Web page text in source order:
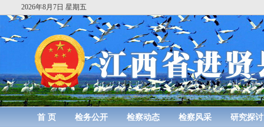
2026年8月7日 星期五
首 页 检务公开 检察动态 检察风采 研究探讨